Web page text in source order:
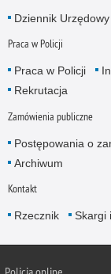
Dziennik
Praca w Policji
Praca w Policji
Rekrutacja
Zamówienia publiczne
Postępowania o
Archiwum
Kontakt
Rzecznik Skargi